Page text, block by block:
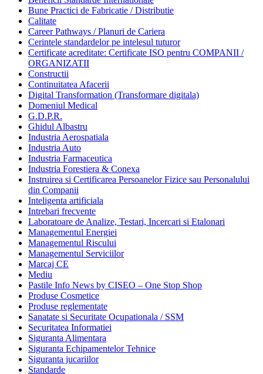
Bune Practici de Fabricatie / Distributie
Calitate
Career Pathways / Planuri de Cariera
Cerintele standardelor pe intelesul tuturor
Certificate acreditate: Certificate ISO pentru COMPANII /
ORGANIZATII
Constructii
Continuitatea Afacerii
Digital Transformation (Transformare digitala)
Domeniul Medical
G.D.P.R.
Ghidul Albastru
Industria Aerospatiala
Industria Auto
Industria Farmaceutica
Industria Forestiera & Conexa
Instruirea si Certificarea Persoanelor Fizice sau Personalului
din Companii
Inteligenta artificiala
Intrebari frecvente
Laboratoare de Analize, Testari, Incercari si Etalonari
Managementul Energiei
Managementul Riscului
Managementul Serviciilor
Marcaj CE
Mediu
Pastile Info News by CISEO – One Stop Shop
Produse Cosmetice
Produse reglementate
Sanatate si Securitate Ocupationala / SSM
Securitatea Informatiei
Siguranta Alimentara
Siguranta Echipamentelor Tehnice
Siguranta jucariilor
Standarde